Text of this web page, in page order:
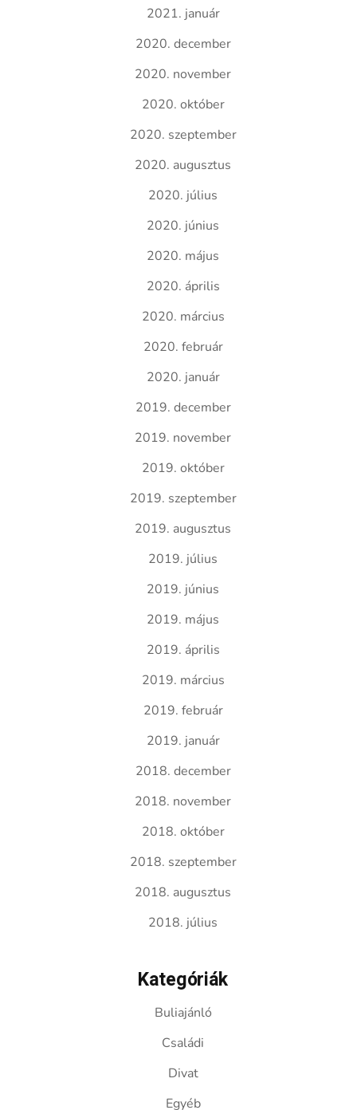
2021. január
2020. december
2020. november
2020. október
2020. szeptember
2020. augusztus
2020. július
2020. június
2020. május
2020. április
2020. március
2020. február
2020. január
2019. december
2019. november
2019. október
2019. szeptember
2019. augusztus
2019. július
2019. június
2019. május
2019. április
2019. március
2019. február
2019. január
2018. december
2018. november
2018. október
2018. szeptember
2018. augusztus
2018. július
Kategóriák
Buliajánló
Családi
Divat
Egyéb